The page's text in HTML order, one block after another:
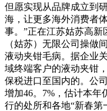
但愿实现从品牌成立到
海，让更多海外消费者
事。”正在江苏姑苏高
（姑苏）无限公司操做
液动夹钳毛病。据企业
域终端客户的液动夹钳
保税进口至国内的。公
增加46。7%，估计本年
行的处所和各地“新春